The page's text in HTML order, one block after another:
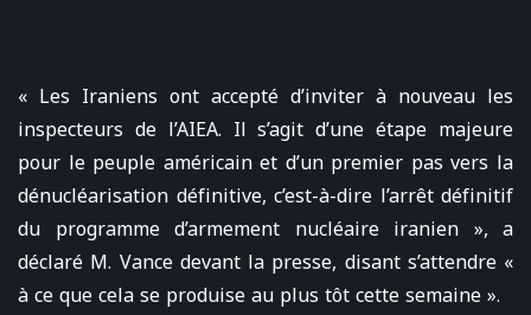
« Les Iraniens ont accepté d’inviter à nouveau les
inspecteurs de l’AIEA. Il s’agit d’une étape majeure
pour le peuple américain et d’un premier pas vers la
dénucléarisation définitive, c’est-à-dire l’arrêt définitif
du programme d’armement nucléaire iranien », a
déclaré M. Vance devant la presse, disant s’attendre «
à ce que cela se produise au plus tôt cette semaine ».